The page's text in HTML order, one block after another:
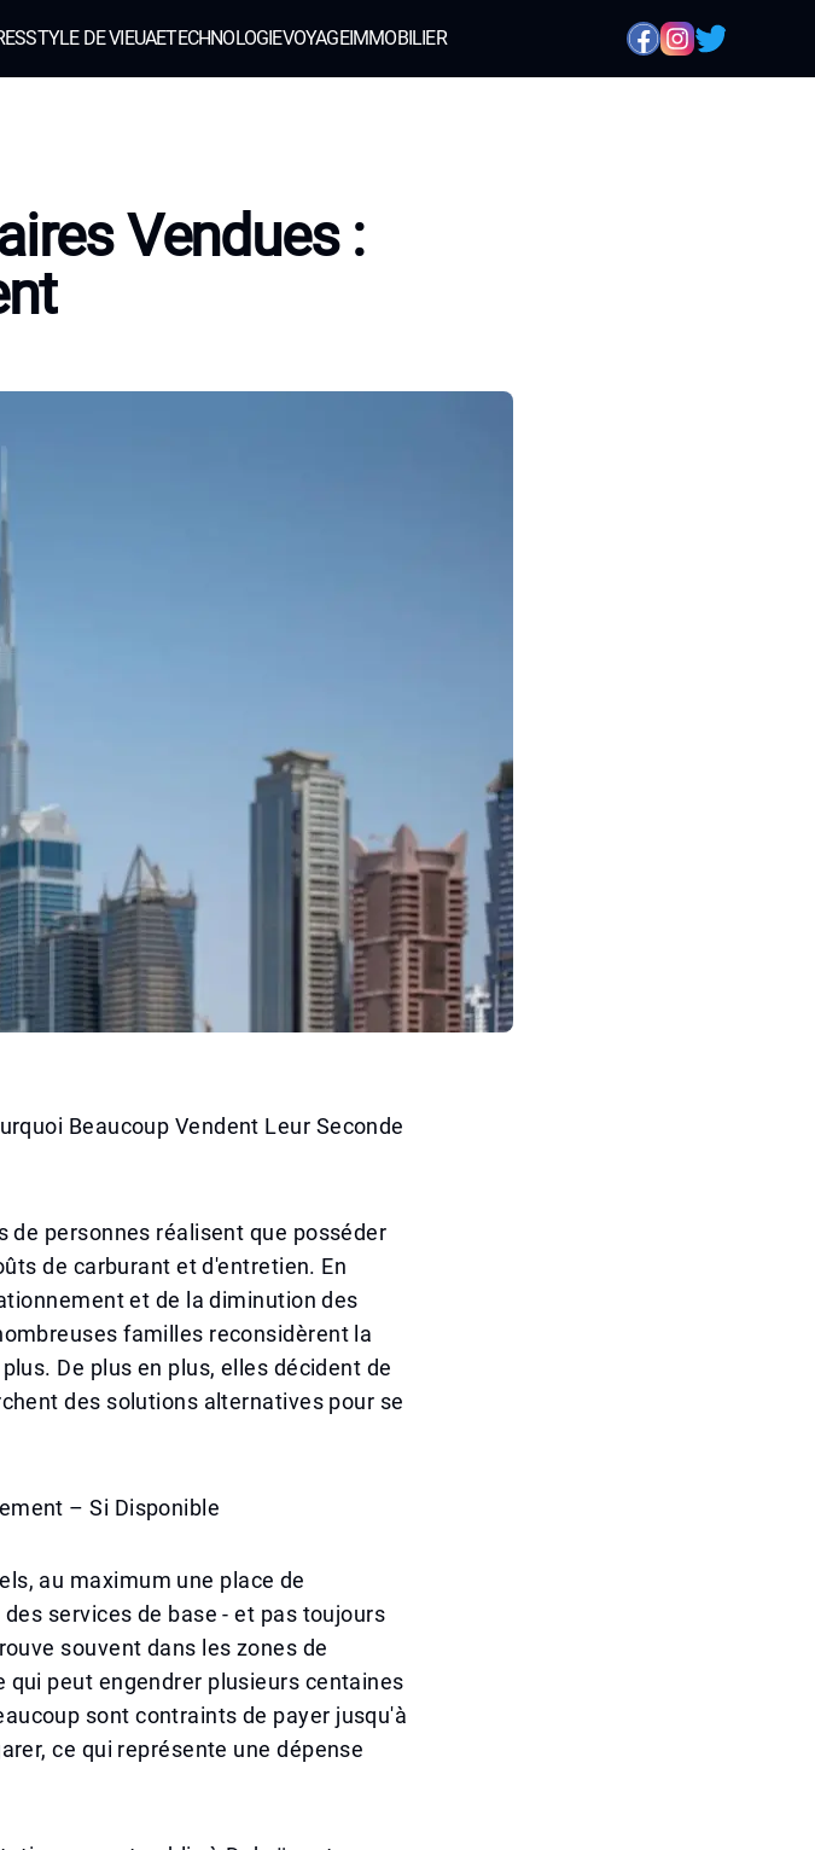
STYLE DE VIEUAETECHNOLOGIEVOYAGEIMMOBILIER
Vendues :
Beaucoup Vendent Leur Seconde
de personnes réalisent que posséder
de carburant et d'entretien. En
et de la diminution des
familles reconsidèrent la
De plus en plus, elles décident de
des solutions alternatives pour se
– Si Disponible
au maximum une place de
services de base - et pas toujours
souvent dans les zones de
peut engendrer plusieurs centaines
sont contraints de payer jusqu'à
ce qui représente une dépense